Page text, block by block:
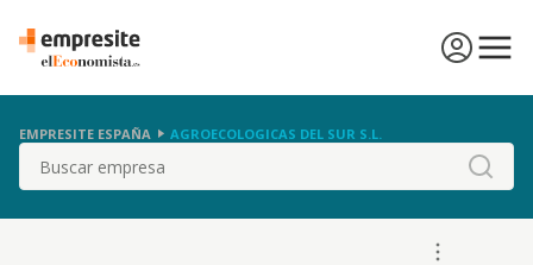
EMPRESITE ESPAÑA AGROECOLOGICAS DEL SUR S.L.
Buscar